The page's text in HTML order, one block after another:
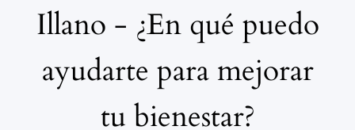
Illano - ¿En qué puedo
ayudarte para mejorar
tu bienestar?